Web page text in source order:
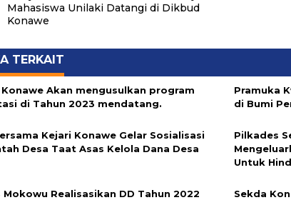
pos
Mahasiswa Unilaki Datangi di Dikbud
Konawe
TERKAIT
Akan mengusulkan program
di Tahun 2023 mendatang.
Pramuka
di Bumi
Kejari Konawe Gelar Sosialisasi
Desa Taat Asas Kelola Dana Desa
Pilkades
Untuk
Mokowu Realisasikan DD Tahun 2022
Sekda